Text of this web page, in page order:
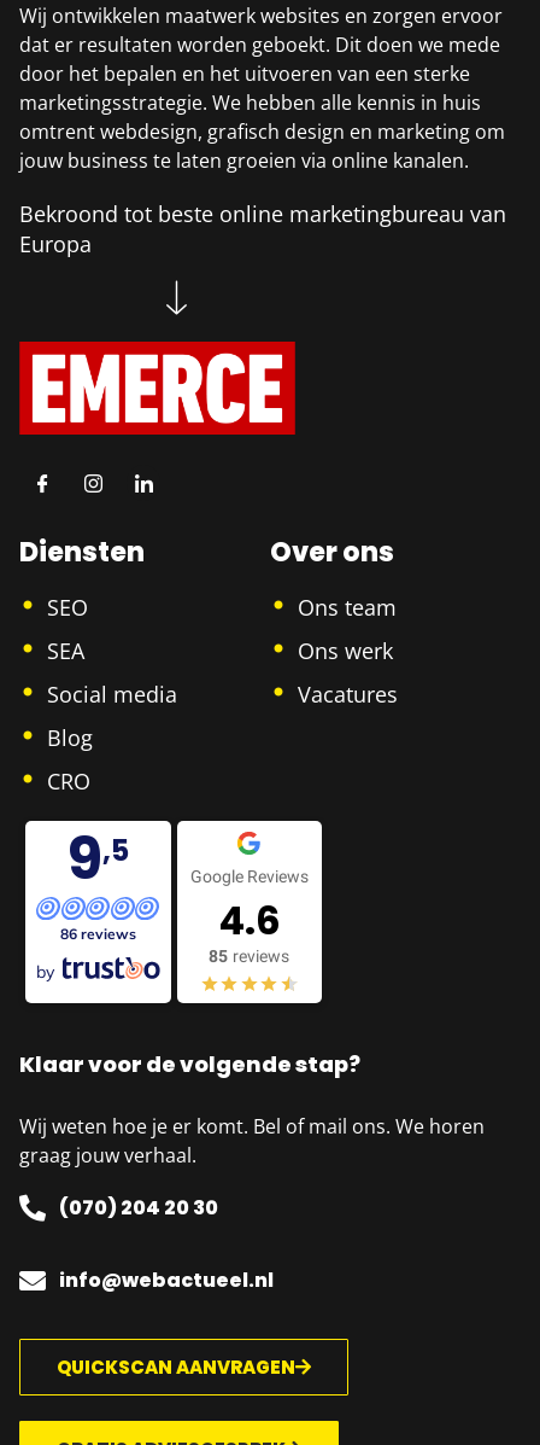
Wij ontwikkelen maatwerk websites en zorgen ervoor
dat er resultaten worden geboekt. Dit doen we mede
door het bepalen en het uitvoeren van een sterke
marketingsstrategie. We hebben alle kennis in huis
omtrent webdesign, grafisch design en marketing om
jouw business te laten groeien via online kanalen.
Bekroond tot beste online marketingbureau van
Europa
Diensten
SEO
SEA
Social media
Blog
CRO
9,5
86 reviews
by
Google Reviews
4.6
85 reviews
Over ons
Ons team
Ons werk
Vacatures
Klaar voor de volgende stap?
Wij weten hoe je er komt. Bel of mail ons. We horen
graag jouw verhaal.
(070) 204 20 30
info@webactueel.nl
QUICKSCAN AANVRAGEN